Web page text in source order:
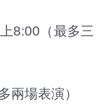
8:00（最多三
兩場表演）